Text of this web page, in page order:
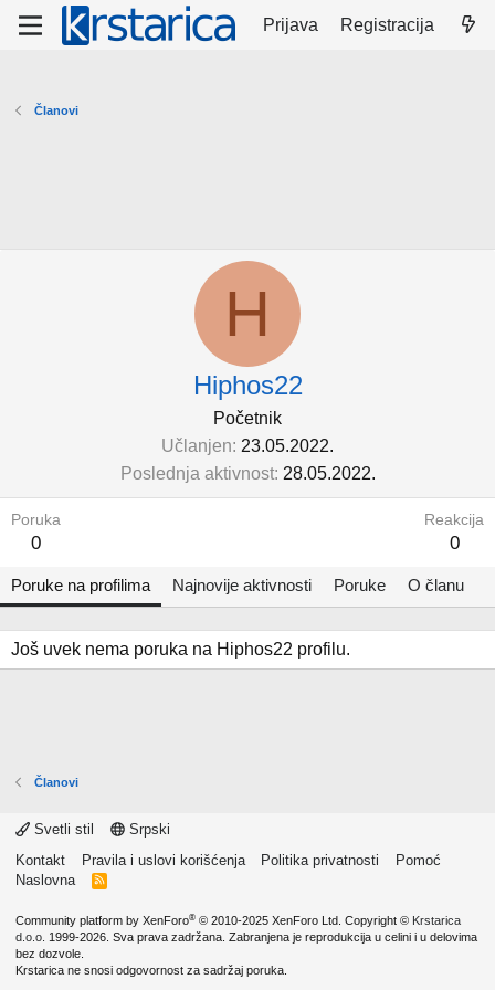
Prijava Registracija
Članovi
H
Hiphos22
Početnik
Učlanjen 23.05.2022.
Poslednja aktivnost 28.05.2022.
Poruka
0
Reakcija
0
Poruke na profilima Najnovije aktivnosti Poruke O članu
Još uvek nema poruka na Hiphos22 profilu.
Članovi
Svetli stil
Srpski
Kontakt
Pravila i uslovi korišćenja Politika privatnosti
Pomoć
Naslovna
R
Community platform by XenForo® © 2010-2025 XenForo Ltd. Copyright © Krstarica
d.o.o. 1999-2026. Sva prava zadržana. Zabranjena je reprodukcija u celini i u delovima
bez dozvole.
Krstarica ne snosi odgovornost za sadržaj poruka.